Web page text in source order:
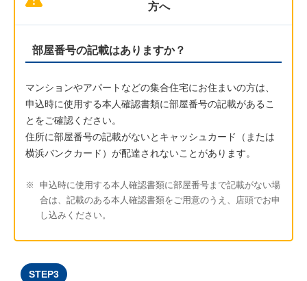
方へ
部屋番号の記載はありますか？
マンションやアパートなどの集合住宅にお住まいの方は、
申込時に使用する本人確認書類に部屋番号の記載があるこ
とをご確認ください。
住所に部屋番号の記載がないとキャッシュカード（または
横浜バンクカード）が配達されないことがあります。
※
申込時に使用する本人確認書類に部屋番号まで記載がない場
合は、記載のある本人確認書類をご用意のうえ、店頭でお申
し込みください。
STEP3